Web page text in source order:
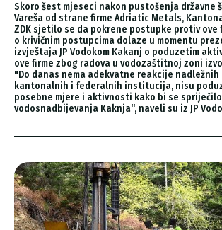
Skoro šest mjeseci nakon pustošenja državne
Vareša od strane firme Adriatic Metals,
ZDK sjetilo se da pokrene postupke protiv ove
o krivičnim postupcima dolaze u momentu
izvještaja JP Vodokom Kakanj o poduzetim
ove firme zbog radova u vodozaštitnoj zoni
"Do danas nema adekvatne reakcije
kantonalnih i federalnih institucija, nisu
posebne mjere i aktivnosti kako bi se
vodosnadbijevanja Kaknja“, naveli su iz JP